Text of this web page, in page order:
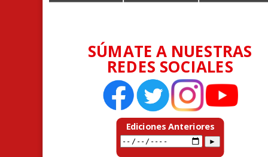
SÚMATE A NUESTRAS
REDES SOCIALES
Ediciones Anteriores